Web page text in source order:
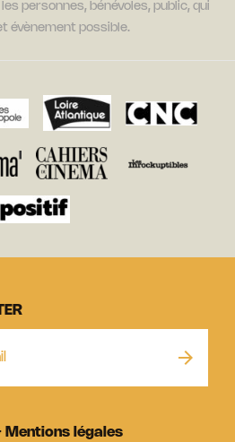
personnes, bénévoles, public, qui
évènement possible.
Mentions légales